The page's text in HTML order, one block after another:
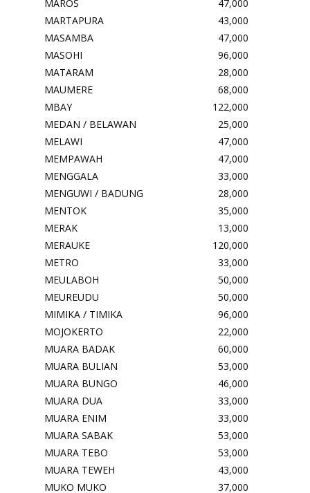
MAROS
47,000
MARTAPURA
43,000
MASAMBA
47,000
MASOHI
96,000
MATARAM
28,000
MAUMERE
68,000
MBAY
122,000
MEDAN / BELAWAN
25,000
MELAWI
47,000
MEMPAWAH
47,000
MENGGALA
33,000
MENGUWI / BADUNG
28,000
MENTOK
35,000
MERAK
13,000
MERAUKE
120,000
METRO
33,000
MEULABOH
50,000
MEUREUDU
50,000
MIMIKA / TIMIKA
96,000
MOJOKERTO
22,000
MUARA BADAK
60,000
MUARA BULIAN
53,000
MUARA BUNGO
46,000
MUARA DUA
33,000
MUARA ENIM
33,000
MUARA SABAK
53,000
MUARA TEBO
53,000
MUARA TEWEH
43,000
MUKO MUKO
37,000